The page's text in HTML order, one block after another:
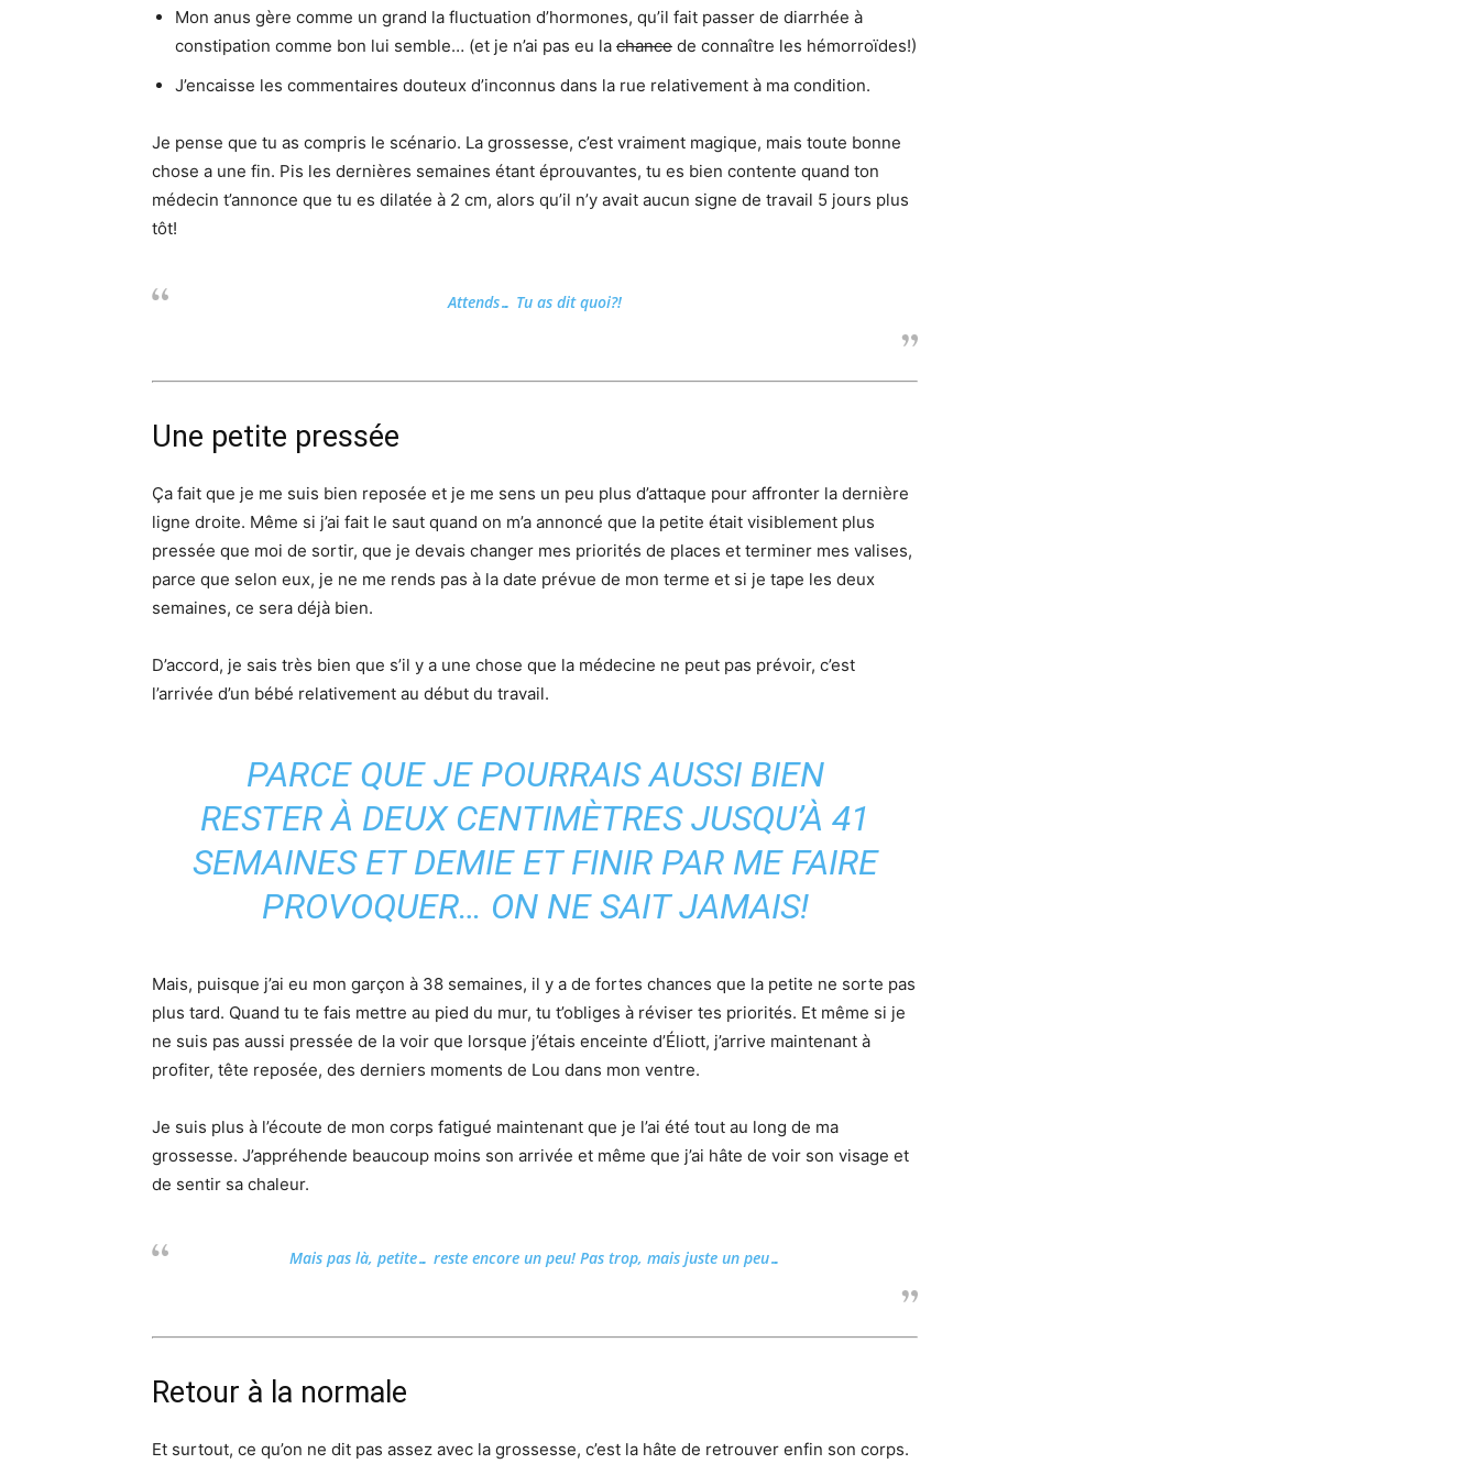
Mon anus gère comme un grand la fluctuation d’hormones, qu’il fait passer de diarrhée à
constipation comme bon lui semble… (et je n’ai pas eu la chance de connaître les hémorroïdes!)
J’encaisse les commentaires douteux d’inconnus dans la rue relativement à ma condition.
Je pense que tu as compris le scénario. La grossesse, c’est vraiment magique, mais toute bonne
chose a une fin. Pis les dernières semaines étant éprouvantes, tu es bien contente quand ton
médecin t’annonce que tu es dilatée à 2 cm, alors qu’il n’y avait aucun signe de travail 5 jours plus
tôt!
Attends… Tu as dit quoi?!
Une petite pressée
Ça fait que je me suis bien reposée et je me sens un peu plus d’attaque pour affronter la dernière
ligne droite. Même si j’ai fait le saut quand on m’a annoncé que la petite était visiblement plus
pressée que moi de sortir, que je devais changer mes priorités de places et terminer mes valises,
parce que selon eux, je ne me rends pas à la date prévue de mon terme et si je tape les deux
semaines, ce sera déjà bien.
D’accord, je sais très bien que s’il y a une chose que la médecine ne peut pas prévoir, c’est
l’arrivée d’un bébé relativement au début du travail.
PARCE QUE JE POURRAIS AUSSI BIEN
RESTER À DEUX CENTIMÈTRES JUSQU’À 41
SEMAINES ET DEMIE ET FINIR PAR ME FAIRE
PROVOQUER… ON NE SAIT JAMAIS!
Mais, puisque j’ai eu mon garçon à 38 semaines, il y a de fortes chances que la petite ne sorte pas
plus tard. Quand tu te fais mettre au pied du mur, tu t’obliges à réviser tes priorités. Et même si je
ne suis pas aussi pressée de la voir que lorsque j’étais enceinte d’Éliott, j’arrive maintenant à
profiter, tête reposée, des derniers moments de Lou dans mon ventre.
Je suis plus à l’écoute de mon corps fatigué maintenant que je l’ai été tout au long de ma
grossesse. J’appréhende beaucoup moins son arrivée et même que j’ai hâte de voir son visage et
de sentir sa chaleur.
Mais pas là, petite… reste encore un peu! Pas trop, mais juste un peu…
Retour à la normale
Et surtout, ce qu’on ne dit pas assez avec la grossesse, c’est la hâte de retrouver enfin son corps.